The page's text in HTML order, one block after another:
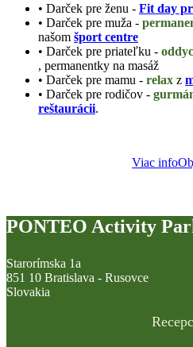
• Darček pre ženu - Fit day
• Darček pre muža -
našom šport centre
• Darček pre priateľku -
, permanentky na masáž
• Darček pre mamu - relax z
• Darček pre rodičov -
reštaurácii.
Viac info
PONTEO Activity
Starorímska 1a
851 10 Bratislava - Rusovce
Slovakia